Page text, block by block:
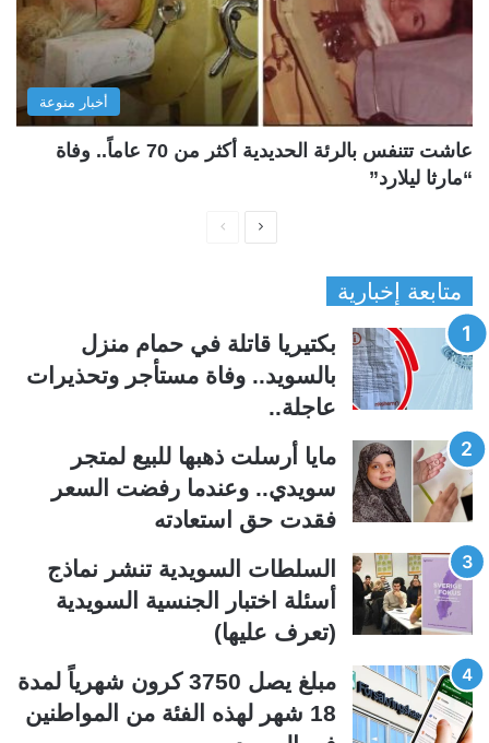
أخبار منوعة
عاشت تتنفس بالرئة الحديدية أكثر من 70 عاماً.. وفاة
“مارثا ليلارد”
ح
ة
ب
ة
ح
ة
ل
ي
ة
متابعة إخبارية
بكتيريا قاتلة في حمام منزل
بالسويد.. وفاة مستأجر وتحذيرات
عاجلة..
مايا أرسلت ذهبها للبيع لمتجر
سويدي.. وعندما رفضت السعر
فقدت حق استعادته
السلطات السويدية تنشر نماذج
أسئلة اختبار الجنسية السويدية
(تعرف عليها)
مبلغ يصل 3750 كرون شهرياً لمدة
18 شهر لهذه الفئة من المواطنين